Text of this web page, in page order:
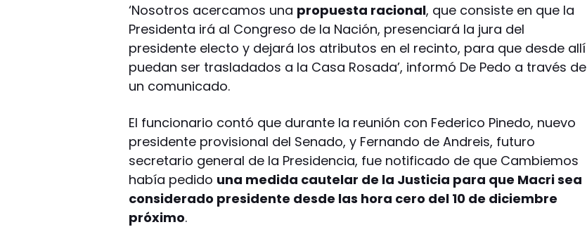
‘Nosotros acercamos una propuesta racional, que consiste en que la
Presidenta irá al Congreso de la Nación, presenciará la jura del
presidente electo y dejará los atributos en el recinto, para que desde allí
puedan ser trasladados a la Casa Rosada’, informó De Pedo a través de
un comunicado.
El funcionario contó que durante la reunión con Federico Pinedo, nuevo
presidente provisional del Senado, y Fernando de Andreis, futuro
secretario general de la Presidencia, fue notificado de que Cambiemos
había pedido una medida cautelar de la Justicia para que Macri sea
considerado presidente desde las hora cero del 10 de diciembre
próximo.